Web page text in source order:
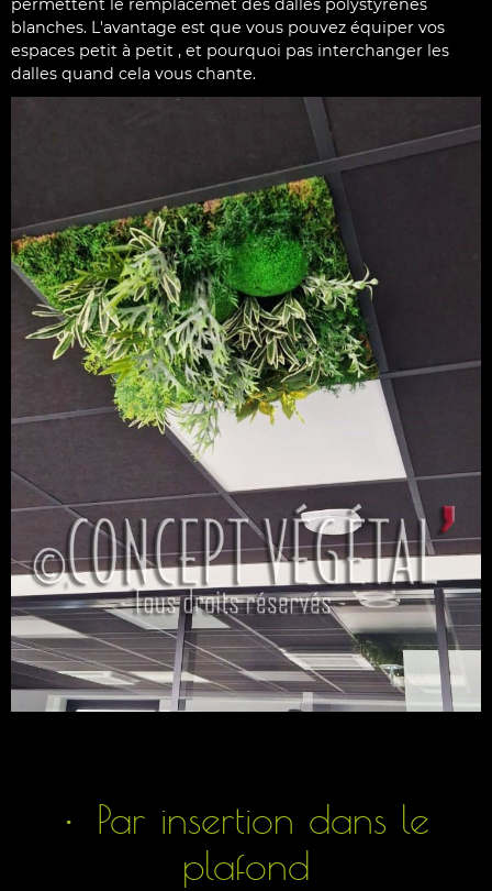
blanches. L'avantage est que vous pouvez équiper vos
espaces petit à petit , et pourquoi pas interchanger les
dalles quand cela vous chante.
Par insertion dans le
plafond